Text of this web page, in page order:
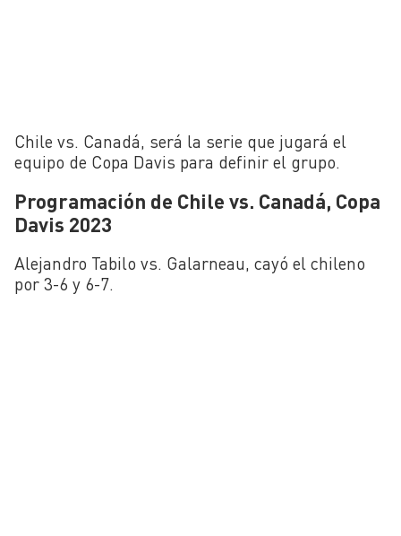
Chile vs. Canadá, será la serie que jugará el
equipo de Copa Davis para definir el grupo.
Programación de Chile vs. Canadá, Copa
Davis 2023
Alejandro Tabilo vs. Galarneau, cayó el chileno
por 3-6 y 6-7.